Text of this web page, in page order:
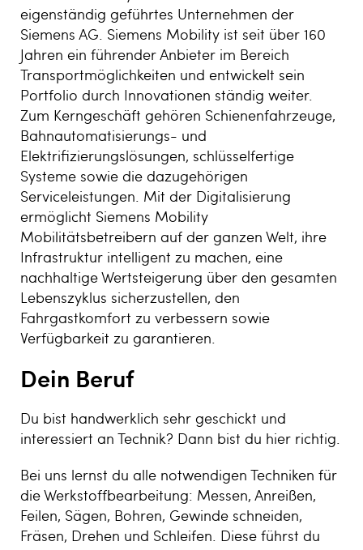
eigenständig geführtes Unternehmen der
Siemens AG. Siemens Mobility ist seit über 160
Jahren ein führender Anbieter im Bereich
Transportmöglichkeiten und entwickelt sein
Portfolio durch Innovationen ständig weiter.
Zum Kerngeschäft gehören Schienenfahrzeuge,
Bahnautomatisierungs- und
Elektrifizierungslösungen, schlüsselfertige
Systeme sowie die dazugehörigen
Serviceleistungen. Mit der Digitalisierung
ermöglicht Siemens Mobility
Mobilitätsbetreibern auf der ganzen Welt, ihre
Infrastruktur intelligent zu machen, eine
nachhaltige Wertsteigerung über den gesamten
Lebenszyklus sicherzustellen, den
Fahrgastkomfort zu verbessern sowie
Verfügbarkeit zu garantieren.
Dein Beruf
Du bist handwerklich sehr geschickt und
interessiert an Technik? Dann bist du hier richtig.
Bei uns lernst du alle notwendigen Techniken für
die Werkstoffbearbeitung: Messen, Anreißen,
Feilen, Sägen, Bohren, Gewinde schneiden,
Fräsen, Drehen und Schleifen. Diese führst du